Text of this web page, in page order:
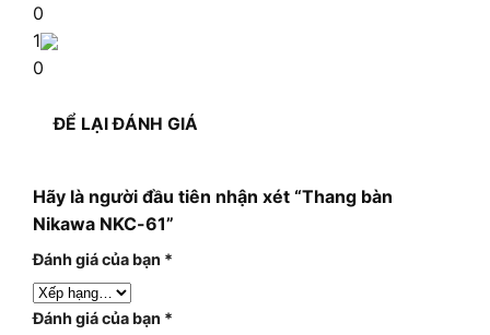
0
1
0
ĐỂ LẠI ĐÁNH GIÁ
Hãy là người đầu tiên nhận xét “Thang bàn
Nikawa NKC-61”
Đánh giá của bạn *
Đánh giá của bạn *